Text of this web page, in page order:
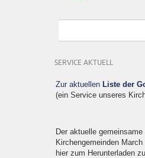
SERVICE AKTUELL
Zur aktuellen Liste der
(ein Service unseres
Der aktuelle
Kirchengemeinden
hier zum Herunterladen